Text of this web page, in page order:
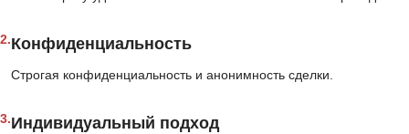
2.Конфиденциальность
Строгая конфиденциальность и анонимность сделки.
3.Индивидуальный подход